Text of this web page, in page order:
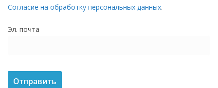
Согласие на обработку персональных данных.
Эл. почта